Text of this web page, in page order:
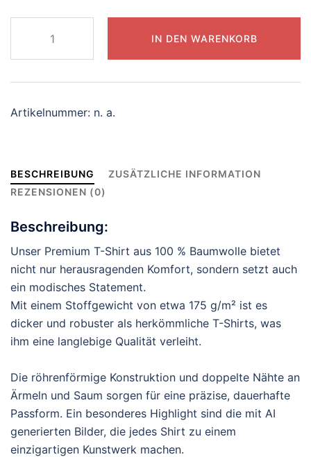
kangaroo
Menge
IN DEN WARENKORB
Artikelnummer: n. a.
BESCHREIBUNG
ZUSÄTZLICHE INFORMATION
REZENSIONEN (0)
Beschreibung:
Unser Premium T-Shirt aus 100 % Baumwolle bietet
nicht nur herausragenden Komfort, sondern setzt auch
ein modisches Statement.
Mit einem Stoffgewicht von etwa 175 g/m² ist es
dicker und robuster als herkömmliche T-Shirts, was
ihm eine langlebige Qualität verleiht.
Die röhrenförmige Konstruktion und doppelte Nähte an
Ärmeln und Saum sorgen für eine präzise, dauerhafte
Passform. Ein besonderes Highlight sind die mit AI
generierten Bilder, die jedes Shirt zu einem
einzigartigen Kunstwerk machen.